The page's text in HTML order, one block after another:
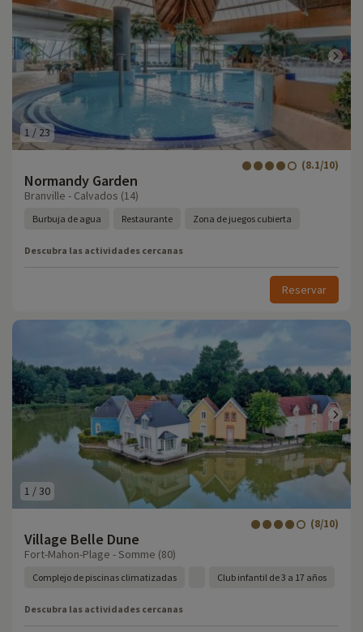
1 / 23
Normandy Garden
(8.1/10)
Branville - Calvados (14)
Burbuja de agua Restaurante Zona de juegos cubierta
Descubra las actividades cercanas
Reservar
1 /30
Village Belle Dune
(8/10)
Fort-Mahon-Plage - Somme (80)
Complejo de piscinas climatizadas Club infantil de 3 a 17 años
Descubra las actividades cercanas